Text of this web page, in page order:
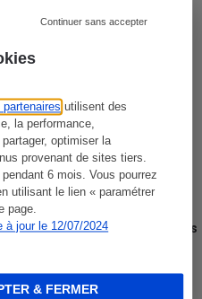
partenaires utilisent des
la performance,
optimiser la
provenant de sites tiers.
6 mois. Vous pourrez
utilisant le lien « paramétrer
page.
à jour le 12/07/2024
Continuer sans accepter
& FERMER
- Les tarifs
& Électricité gratuit -
votre facture annuelle
- Des centaines d’euros
faisant jouer la